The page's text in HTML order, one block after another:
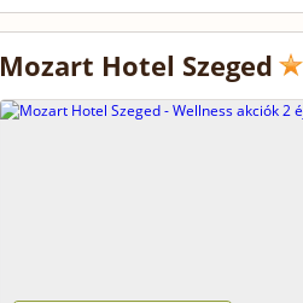
Mozart Hotel Szeged